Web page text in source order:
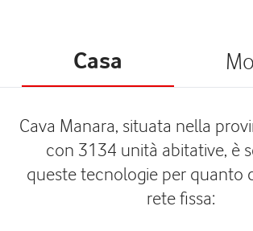
Casa
Cava Manara, situata nella
con 3134 unità abitative, è
queste tecnologie per quanto
rete fissa: